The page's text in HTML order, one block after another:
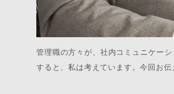
管理職の方々が、社内コミュニケー
すると、私は考えています。今回お